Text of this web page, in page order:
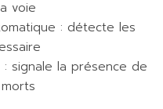
voie
: détecte les
signale la présence de